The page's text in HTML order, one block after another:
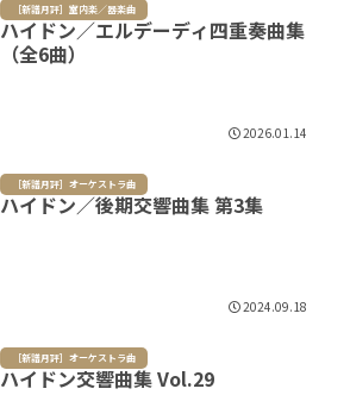
［新譜月評］室内楽／器楽曲
ハイドン／エルデーディ四重奏曲集
（全6曲）
2026.01.14
［新譜月評］オーケストラ曲
ハイドン／後期交響曲集 第3集
2024.09.18
［新譜月評］オーケストラ曲
ハイドン交響曲集 Vol.29